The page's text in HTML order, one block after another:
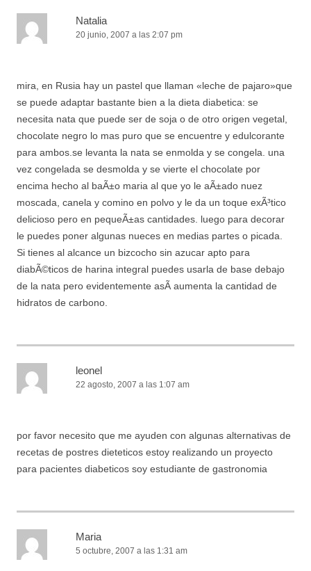
Natalia
20 junio, 2007 a las 2:07 pm
mira, en Rusia hay un pastel que llaman «leche de pajaro»que
se puede adaptar bastante bien a la dieta diabetica: se
necesita nata que puede ser de soja o de otro origen vegetal,
chocolate negro lo mas puro que se encuentre y edulcorante
para ambos.se levanta la nata se enmolda y se congela. una
vez congelada se desmolda y se vierte el chocolate por
encima hecho al baÃ±o maria al que yo le aÃ±ado nuez
moscada, canela y comino en polvo y le da un toque exÃ³tico
delicioso pero en pequeÃ±as cantidades. luego para decorar
le puedes poner algunas nueces en medias partes o picada.
Si tienes al alcance un bizcocho sin azucar apto para
diabÃ©ticos de harina integral puedes usarla de base debajo
de la nata pero evidentemente asÃ­ aumenta la cantidad de
hidratos de carbono.
leonel
22 agosto, 2007 a las 1:07 am
por favor necesito que me ayuden con algunas alternativas de
recetas de postres dieteticos estoy realizando un proyecto
para pacientes diabeticos soy estudiante de gastronomia
Maria
5 octubre, 2007 a las 1:31 am